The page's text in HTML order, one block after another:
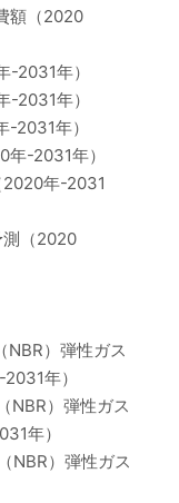
額（2020
2031年）
2031年）
2031年）
-2031年）
2020年-2031
測（2020
NBR）弾性ガス
年）
NBR）弾性ガス
年）
NBR）弾性ガス